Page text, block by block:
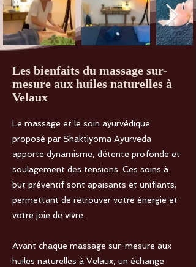
Les bienfaits du massage sur-
mesure aux huiles naturelles à
Velaux
Le massage et le soin ayurvédique
proposé par Shaktiyoma Ayurveda
apporte dynamisme, détente profonde et
soulagement des tensions. Ces soins à
but préventif sont apaisants et unifiants,
permettant de retrouver votre énergie et
votre joie de vivre.
Avant chaque massage sur-mesure aux
huiles naturelles à Velaux, un échange